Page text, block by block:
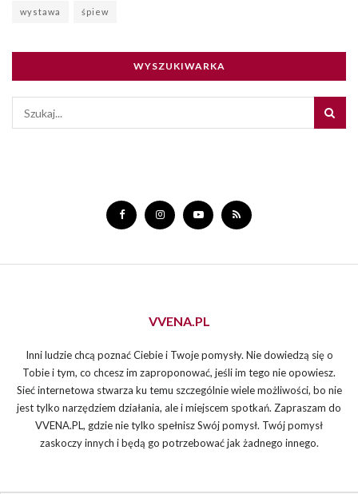
wystawa śpiew
WYSZUKIWARKA
VVENA.PL
Inni ludzie chcą poznać Ciebie i Twoje pomysły. Nie dowiedzą się o
Tobie i tym, co chcesz im zaproponować, jeśli im tego nie opowiesz.
Sieć internetowa stwarza ku temu szczególnie wiele możliwości, bo nie
jest tylko narzędziem działania, ale i miejscem spotkań. Zapraszam do
VVENA.PL, gdzie nie tylko spełnisz Swój pomysł. Twój pomysł
zaskoczy innych i będą go potrzebować jak żadnego innego.